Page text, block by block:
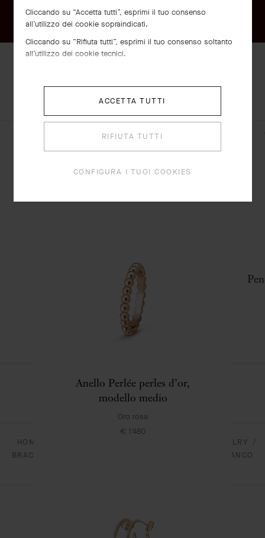
SET COMPLETO
CREAZIONI
Orecchini Vintage Alhambra
Oro bianco
HOMEPAGE
ALHAMBRA - JEWELRY
BRACCIALE VINTAGE ALHAMBRA A 5 MOTIVI ORO BIANCO
Orologio Perlée, 23 mm
Oro rosa
Anello Perlée perles d’or,
modello medio
Oro rosa
€ 1'480
Cliccando su “Accetta tutti”, esprimi il tuo consenso
all’utilizzo dei cookie sopraindicati.
Cliccando su “Rifiuta tutti”, esprimi il tuo consenso soltanto
all’utilizzo dei cookie tecnici.
ACCETTA TUTTI
RIFIUTA TUTTI
CONFIGURA I TUOI COOKIES